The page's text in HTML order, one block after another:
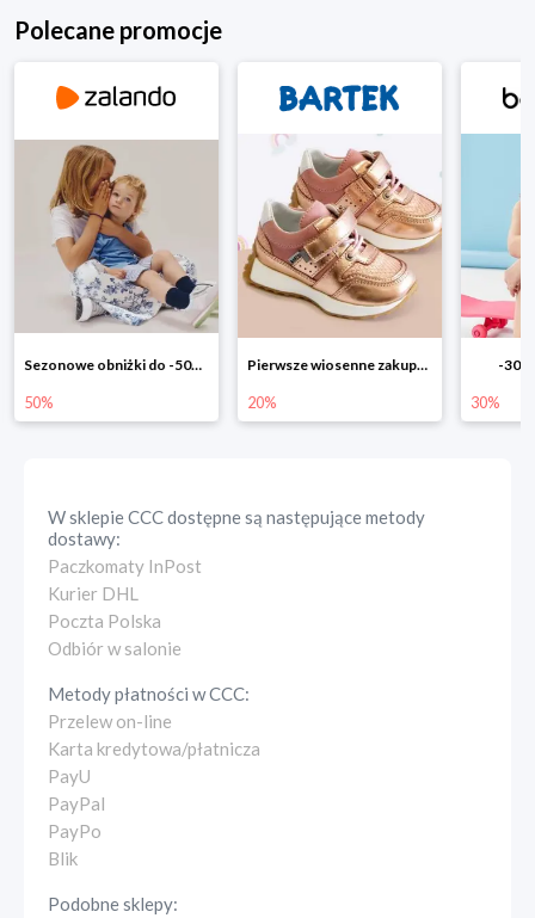
Polecane promocje
Pierwsze wiosenne zakupy -20%
20%
-30% na wszystko!!
30%
-40%
40%
W sklepieCCCdostępne są następujące metody
dostawy:
Paczkomaty InPost
Kurier DHL
Poczta Polska
Odbiór w salonie
Metody płatności wCCC:
Przelew on-line
Karta kredytowa/płatnicza
PayU
PayPal
PayPo
Blik
Podobne sklepy: